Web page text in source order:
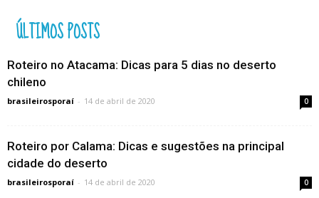
ÚLTIMOS POSTS
Roteiro no Atacama: Dicas para 5 dias no deserto
chileno
brasileirosporaí - 14 de abril de 2020 0
Roteiro por Calama: Dicas e sugestões na principal
cidade do deserto
brasileirosporaí - 14 de abril de 2020 0